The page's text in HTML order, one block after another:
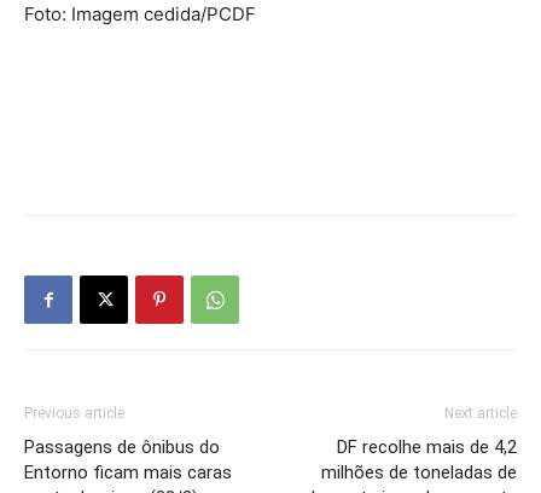
Foto: Imagem cedida/PCDF
Previous article
Passagens de ônibus do
Entorno ficam mais caras
Next article
DF recolhe mais de 4,2
milhões de toneladas de